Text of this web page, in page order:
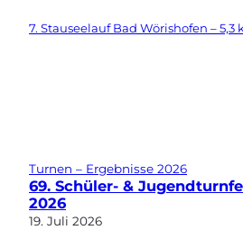
7. Stauseelauf Bad Wörishofen – 5,3
Turnen – Ergebnisse 2026
69. Schüler- &
2026
19. Juli 2026